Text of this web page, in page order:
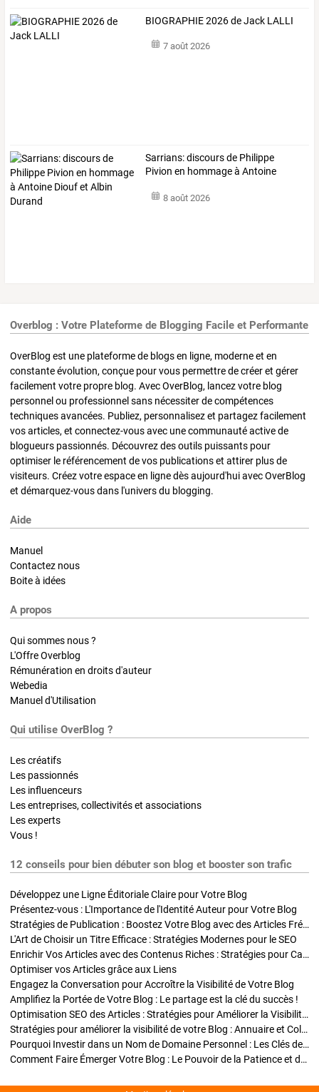
BIOGRAPHIE 2026 de Jack LALLI
7 août 2026
Sarrians:discoursde Philippe
Pivion en hommageà Antoine
8 août 2026
Overblog : Votre Plateforme de Blogging Facile et Performante
OverBlog est une plateforme de blogs en ligne, moderne et en
constante évolution, conçue pour vous permettre de créer et gérer
facilement votre propre blog. Avec OverBlog, lancez votre blog
personnel ou professionnel sans nécessiter de compétences
techniques avancées. Publiez, personnalisez et partagez facilement
vos articles, et connectez-vous avec une communauté active de
blogueurs passionnés. Découvrez des outils puissants pour
optimiser le référencement de vos publications et attirer plus de
visiteurs. Créez votre espace en ligne dès aujourd'hui avec OverBlog
et démarquez-vous dans l'univers du blogging.
Aide
Manuel
Contactez nous
Boite à idées
A propos
Qui sommes nous ?
L'Offre Overblog
Rémunération en droits d'auteur
Webedia
Manuel d'Utilisation
Qui utilise OverBlog ?
Les créatifs
Les passionnés
Les influenceurs
Les entreprises, collectivités et associations
Les experts
Vous !
12 conseils pour bien débuter son blog et booster son trafic
Développez une Ligne Éditoriale Claire pour Votre Blog
Présentez-vous : L'Importance de l'Identité Auteur pour Votre Blog
Stratégies de Publication : Boostez Votre Blog avec des Articles Fréquents et Exclusifs
L'Art de Choisir un Titre Efficace : Stratégies Modernes pour le SEO
Enrichir Vos Articles avec des Contenus Riches : Stratégies pour Captiver et Optimiser
Optimiser vos Articles grâce aux Liens
Engagez la Conversation pour Accroître la Visibilité de Votre Blog
Amplifiez la Portée de Votre Blog : Le partage est la clé du succès !
Optimisation SEO des Articles : Stratégies pour Améliorer la Visibilité de Votre Blog
Stratégies pour améliorer la visibilité de votre Blog : Annuaire et Collaborations
Pourquoi Investir dans un Nom de Domaine Personnel : Les Clés de la Réussite de Votre Blog
Comment Faire Émerger Votre Blog : Le Pouvoir de la Patience et de la Persévérance